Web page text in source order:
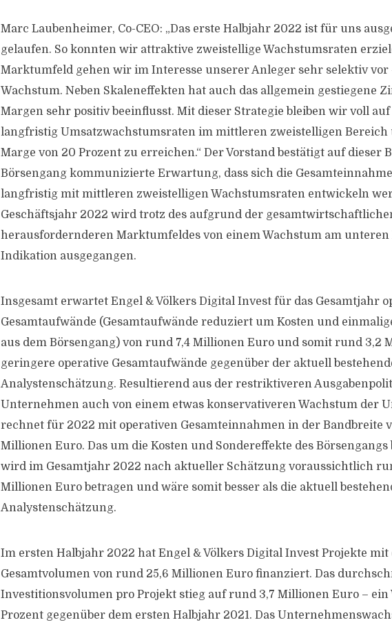
Marc Laubenheimer, Co-CEO: „Das erste Halbjahr 2022 ist für uns
gelaufen. So konnten wir attraktive zweistellige Wachstumsraten
Marktumfeld gehen wir im Interesse unserer Anleger sehr selektiv vor
Wachstum. Neben Skaleneffekten hat auch das allgemein gestiegene
Margen sehr positiv beeinflusst. Mit dieser Strategie bleiben wir voll
langfristig Umsatzwachstumsraten im mittleren zweistelligen Bereich
Marge von 20 Prozent zu erreichen.“ Der Vorstand bestätigt auf dieser
Börsengang kommunizierte Erwartung, dass sich die
langfristig mit mittleren zweistelligen Wachstumsraten entwickeln
Geschäftsjahr 2022 wird trotz des aufgrund der
herausfordernderen Marktumfeldes von einem Wachstum am unteren
Indikation ausgegangen.
Insgesamt erwartet Engel & Völkers Digital Invest für das Gesamtjahr
Gesamtaufwände (Gesamtaufwände reduziert um Kosten und
aus dem Börsengang) von rund 7,4 Millionen Euro und somit rund 3,2
geringere operative Gesamtaufwände gegenüber der aktuell
Analystenschätzung. Resultierend aus der restriktiveren
Unternehmen auch von einem etwas konservativeren Wachstum der
rechnet für 2022 mit operativen Gesamteinnahmen in der Bandbreite
Millionen Euro. Das um die Kosten und Sondereffekte des
wird im Gesamtjahr 2022 nach aktueller Schätzung voraussichtlich
Millionen Euro betragen und wäre somit besser als die aktuell
Analystenschätzung.
Im ersten Halbjahr 2022 hat Engel & Völkers Digital Invest Projekte mit
Gesamtvolumen von rund 25,6 Millionen Euro finanziert. Das
Investitionsvolumen pro Projekt stieg auf rund 3,7 Millionen Euro – ein
Prozent gegenüber dem ersten Halbjahr 2021. Das